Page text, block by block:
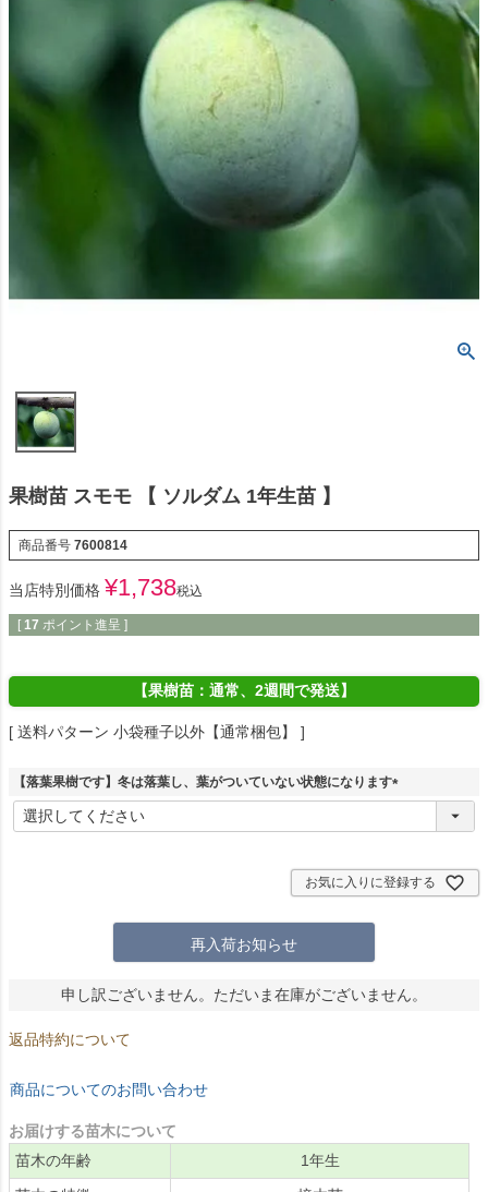
果樹苗 スモモ 【 ソルダム 1年生苗 】
商品番号 7600814
当店特別価格 ¥1,738税込
[ 17 ポイント進呈 ]
【果樹苗：通常、2週間で発送】
送料パターン 小袋種子以外【通常梱包】
【落葉果樹です】冬は落葉し、葉がついていない状態になります
(
お気に入りに登録する
再入荷お知らせ
申し訳ございません。ただいま在庫がございません。
返品特約について
商品についてのお問い合わせ
お届けする苗木について
苗木の年齢
1年生